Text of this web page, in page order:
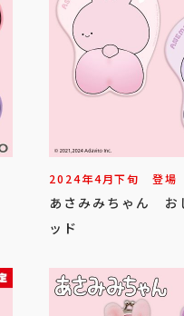
2024年4月下旬 登場
あさみみちゃん お
ッド